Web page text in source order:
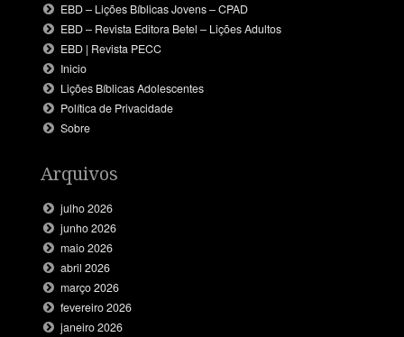
EBD – Lições Bíblicas Jovens – CPAD
EBD – Revista Editora Betel – Lições Adultos
EBD | Revista PECC
Inicio
Lições Bíblicas Adolescentes
Política de Privacidade
Sobre
Arquivos
julho 2026
junho 2026
maio 2026
abril 2026
março 2026
fevereiro 2026
janeiro 2026